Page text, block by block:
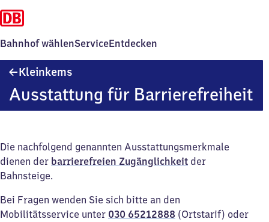
Bahnhof wählenServiceEntdecken
Kleinkems
Ausstattung für Barrierefreiheit
Die nachfolgend genannten Ausstattungsmerkmale
dienen der barrierefreien Zugänglichkeit der
Bahnsteige.
Bei Fragen wenden Sie sich bitte an den
Mobilitätsservice unter 030 65212888 (Ortstarif) oder